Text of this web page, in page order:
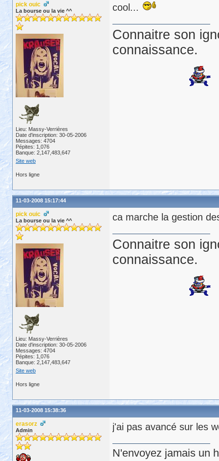
pick ouic
La bourse ou la vie ^^
Lieu: Massy-Verrières
Date d'inscription: 30-05-2006
Messages: 4704
Pépites: 1,076
Banque: 2,147,483,647
Site web
cool...
Connaitre son
connaissance.
Hors ligne
11-03-2008 15:17:44
pick ouic
La bourse ou la vie ^^
Lieu: Massy-Verrières
Date d'inscription: 30-05-2006
Messages: 4704
Pépites: 1,076
Banque: 2,147,483,647
Site web
ca marche la gestion
Connaitre son
connaissance.
Hors ligne
11-03-2008 15:38:36
erasorz
Admin j'ai pas avancé sur les
N'envoyez jamais un